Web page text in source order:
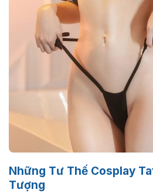
Những Tư Thế Cosplay
Tượng